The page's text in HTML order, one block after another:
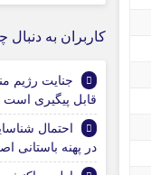
کاربران به
جنایت رژیم
قابل پیگیری است
احتمال
در پهنه باستانی